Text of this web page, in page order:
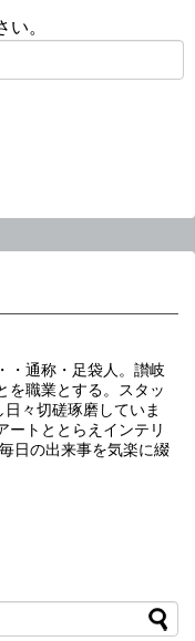
い。
・通称・足袋人。讃岐
を職業とする。スタッ
々切磋琢磨していま
ートととらえインテリ
日の出来事を気楽に綴